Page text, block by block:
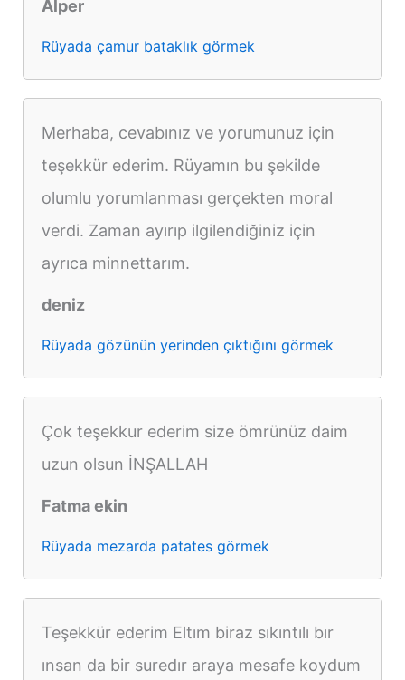
Alper
Rüyada çamur bataklık görmek
Merhaba, cevabınız ve yorumunuz için
teşekkür ederim. Rüyamın bu şekilde
olumlu yorumlanması gerçekten moral
verdi. Zaman ayırıp ilgilendiğiniz için
ayrıca minnettarım.
deniz
Rüyada gözünün yerinden çıktığını görmek
Çok teşekkur ederim size ömrünüz daim
uzun olsun İNŞALLAH
Fatma ekin
Rüyada mezarda patates görmek
Teşekkür ederim Eltım biraz sıkıntılı bır
ınsan da bir suredır araya mesafe koydum